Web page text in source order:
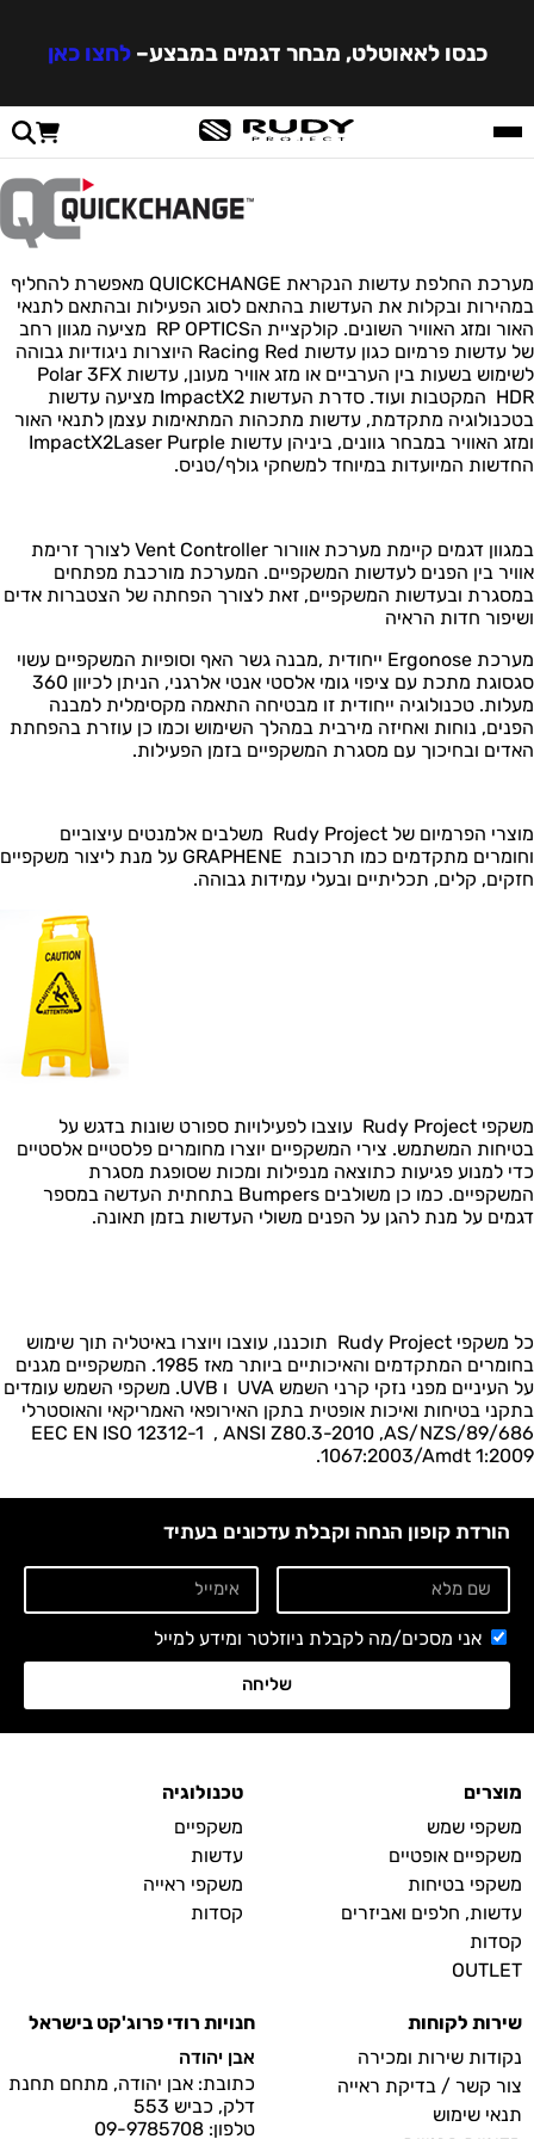
כנסו לאאוטלט, מבחר דגמים במבצע–לחצו כאן
מערכת החלפת עדשות הנקראת QUICKCHANGE מאפשרת להחליף
במהירות ובקלות את העדשות בהתאם לסוג הפעילות ובהתאם לתנאי
האור ומזג האוויר השונים. קולקציית הRP OPTICS מציעה מגוון רחב
של עדשות פרמיום כגון עדשות Racing Red היוצרות ניגודיות גבוהה
לשימוש בשעות בין הערביים או מזג אוויר מעונן, עדשות Polar 3FX
HDR המקטבות ועוד. סדרת העדשות ImpactX2 מציעה עדשות
בטכנולוגיה מתקדמת, עדשות מתכהות המתאימות עצמן לתנאי האור
ומזג האוויר במבחר גוונים, ביניהן עדשות ImpactX2Laser Purple
החדשות המיועדות במיוחד למשחקי גולף/טניס.
במגוון דגמים קיימת מערכת אוורור Vent Controller לצורך זרימת
אוויר בין הפנים לעדשות המשקפיים. המערכת מורכבת מפתחים
במסגרת ובעדשות המשקפיים, זאת לצורך הפחתה של הצטברות אדים
ושיפור חדות הראיה
מערכת Ergonose ייחודית ,מבנה גשר האף וסופיות המשקפיים עשוי
סגסוגת מתכת עם ציפוי גומי אלסטי אנטי אלרגני, הניתן לכיוון 360
מעלות. טכנולוגיה ייחודית זו מבטיחה התאמה מקסימלית למבנה
הפנים, נוחות ואחיזה מירבית במהלך השימוש וכמו כן עוזרת בהפחתת
האדים ובחיכוך עם מסגרת המשקפיים בזמן הפעילות.
מוצרי הפרמיום של Rudy Project משלבים אלמנטים עיצוביים
וחומרים מתקדמים כמו תרכובת GRAPHENE על מנת ליצור משקפיים
חזקים, קלים, תכליתיים ובעלי עמידות גבוהה.
משקפי Rudy Project עוצבו לפעילויות ספורט שונות בדגש על
בטיחות המשתמש. צירי המשקפיים יוצרו מחומרים פלסטיים אלסטיים
כדי למנוע פגיעות כתוצאה מנפילות ומכות שסופגת מסגרת
המשקפיים. כמו כן משולבים Bumpers בתחתית העדשה במספר
דגמים על מנת להגן על הפנים משולי העדשות בזמן תאונה.
כל משקפי Rudy Project תוכננו, עוצבו ויוצרו באיטליה תוך שימוש
בחומרים המתקדמים והאיכותיים ביותר מאז 1985. המשקפיים מגנים
על העיניים מפני נזקי קרני השמש UVA ו UVB. משקפי השמש עומדים
בתקני בטיחות ואיכות אופטית בתקן האירופאי האמריקאי והאוסטרלי
89/686/EEC EN ISO 12312-1 , ANSI Z80.3-2010 ,AS/NZS
1067:2003/Amdt 1:2009.
הורדת קופון הנחה וקבלת עדכונים בעתיד
אני מסכים/מה לקבלת ניוזלטר ומידע למייל
שליחה
מוצרים
משקפי שמש
משקפיים אופטיים
משקפי בטיחות
עדשות, חלפים ואביזרים
קסדות
OUTLET
טכנולוגיה
משקפיים
עדשות
משקפי ראייה
קסדות
שירות לקוחות
נקודות שירות ומכירה
צור קשר / בדיקת ראייה
תנאי שימוש
חנויות רודי פרוג'קט בישראל
אבן יהודה
כתובת: אבן יהודה, מתחם תחנת
דלק, כביש 553
טלפון: 09-9785708